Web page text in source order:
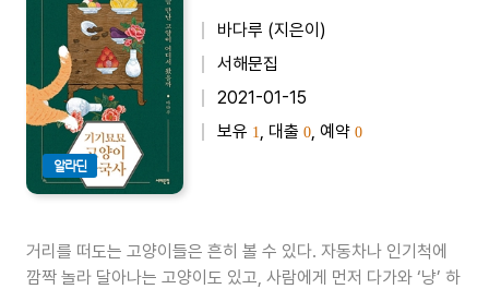
알라딘
바다루 (지은이)
서해문집
2021-01-15
보유 1 , 대출 0 , 예약 0
거리를 떠도는 고양이들은 흔히 볼 수 있다. 자동차나 인기척에
깜짝 놀라 달아나는 고양이도 있고, 사람에게 먼저 다가와 ‘냥’ 하